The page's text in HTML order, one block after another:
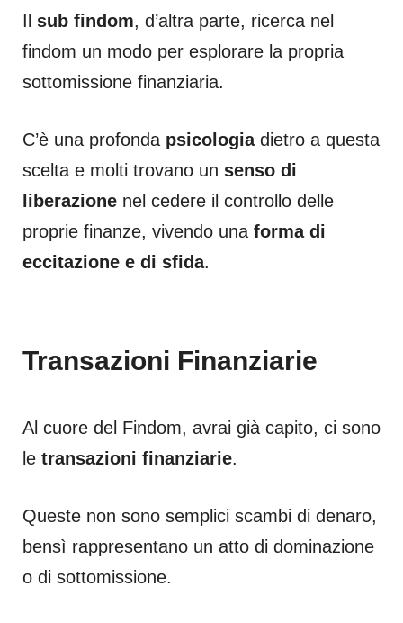
Il sub findom, d’altra parte, ricerca nel
findom un modo per esplorare la propria
sottomissione finanziaria.
C’è una profonda psicologiadietro a questa
scelta e molti trovano un senso di
liberazione nel cedere il controllo delle
proprie finanze, vivendo una forma di
eccitazione e di sfida.
Transazioni Finanziarie
Al cuore del Findom, avrai già capito, ci sono
le transazioni finanziarie.
Queste non sono semplici scambi di denaro,
bensì rappresentano un atto di dominazione
o di sottomissione.